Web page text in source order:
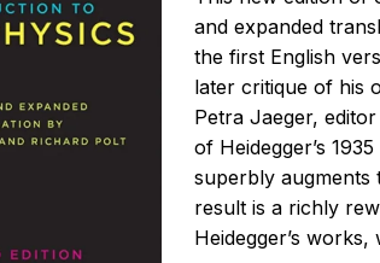
and expanded
the first English
later critique of his
Petra Jaeger,
of Heidegger’s
superbly augments
result is a richly
Heidegger’s